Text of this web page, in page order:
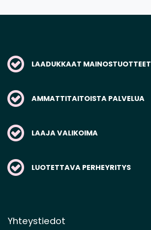
LAADUKKAAT MAINOSTUOTTEET
AMMATTITAITOISTA PALVELUA
LAAJA VALIKOIMA
LUOTETTAVA PERHEYRITYS
Yhteystiedot